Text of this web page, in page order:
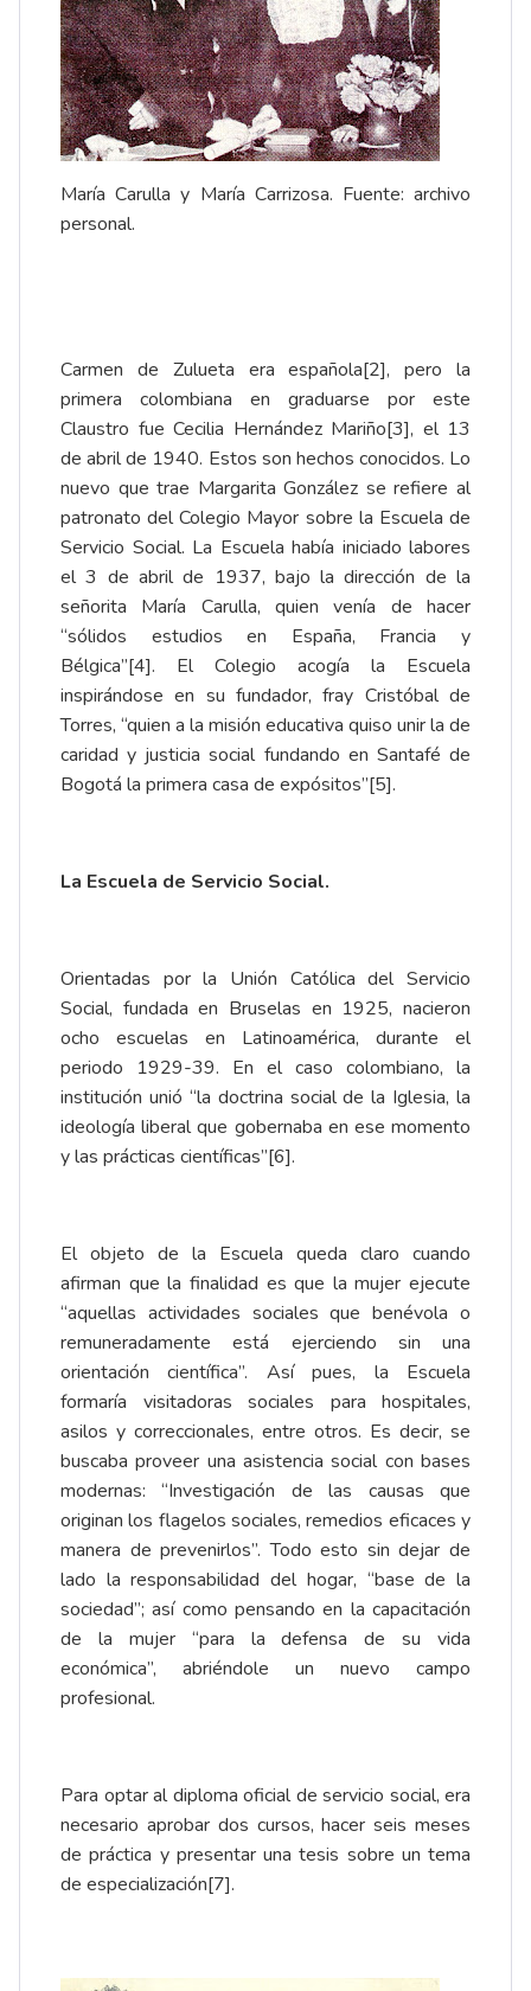
María Carulla y María Carrizosa. Fuente: archivo
personal.
Carmen de Zulueta era española[2], pero la
primera colombiana en graduarse por este
Claustro fue Cecilia Hernández Mariño[3], el 13
de abril de 1940. Estos son hechos conocidos. Lo
nuevo que trae Margarita González se refiere al
patronato del Colegio Mayor sobre la Escuela de
Servicio Social. La Escuela había iniciado labores
el 3 de abril de 1937, bajo la dirección de la
señorita María Carulla, quien venía de hacer
“sólidos estudios en España, Francia y
Bélgica”[4]. El Colegio acogía la Escuela
inspirándose en su fundador, fray Cristóbal de
Torres, “quien a la misión educativa quiso unir la de
caridad y justicia social fundando en Santafé de
Bogotá la primera casa de expósitos”[5].
La Escuela de Servicio Social.
Orientadas por la Unión Católica del Servicio
Social, fundada en Bruselas en 1925, nacieron
ocho escuelas en Latinoamérica, durante el
periodo 1929-39. En el caso colombiano, la
institución unió “la doctrina social de la Iglesia, la
ideología liberal que gobernaba en ese momento
y las prácticas científicas”[6].
El objeto de la Escuela queda claro cuando
afirman que la finalidad es que la mujer ejecute
“aquellas actividades sociales que benévola o
remuneradamente está ejerciendo sin una
orientación científica”. Así pues, la Escuela
formaría visitadoras sociales para hospitales,
asilos y correccionales, entre otros. Es decir, se
buscaba proveer una asistencia social con bases
modernas: “Investigación de las causas que
originan los flagelos sociales, remedios eficaces y
manera de prevenirlos”. Todo esto sin dejar de
lado la responsabilidad del hogar, “base de la
sociedad”; así como pensando en la capacitación
de la mujer “para la defensa de su vida
económica”, abriéndole un nuevo campo
profesional.
Para optar al diploma oficial de servicio social, era
necesario aprobar dos cursos, hacer seis meses
de práctica y presentar una tesis sobre un tema
de especialización[7].